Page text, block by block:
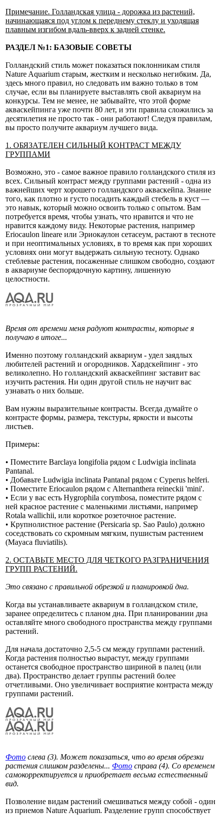
Примечание. Голландская улица - дорожка из растений,
начинающаяся под углом к переднему стеклу и уходящая
плавным изгибом вдаль-вверх к задней стенке.
РАЗДЕЛ №1: БАЗОВЫЕ СОВЕТЫ
Голландский стиль может показаться поклонникам стиля
Nature Aquarium старым, жестким и несколько негибким. Да,
здесь много правил, но следовать им важно только в том
случае, если вы планируете выставлять свой аквариум на
конкурсы. Тем не менее, не забывайте, что этой форме
акваскейпинга уже почти 80 лет, и эти правила сложились за
десятилетия не просто так - они работают! Следуя правилам,
вы просто получите аквариум лучшего вида.
1. ОБЯЗАТЕЛЕН СИЛЬНЫЙ КОНТРАСТ МЕЖДУ
ГРУППАМИ
Возможно, это - самое важное правило голландского стиля из
всех. Сильный контраст между группами растений - одна из
важнейших черт хорошего голландского акваскейпа. Знание
того, как плотно и густо посадить каждый стебель в куст —
это навык, который можно освоить только с опытом. Вам
потребуется время, чтобы узнать, что нравится и что не
нравится каждому виду. Некоторые растения, например
Eriocaulon lineare или Эриокаулон сетасеум, растают в тесноте
и при неоптимальных условиях, в то время как при хороших
условиях они могут выдержать сильную тесноту. Однако
стеблевые растения, посаженные слишком свободно, создают
в аквариуме беспорядочную картину, лишенную
целостности.
Время от времени меня радуют контрасты, которые я
получаю в итоге...
Именно поэтому голландский аквариум - удел заядлых
любителей растений и огородников. Хардскейпинг - это
великолепно. Но голландский акваскейпинг заставит вас
изучить растения. Ни один другой стиль не научит вас
узнавать о них больше.
Вам нужны выразительные контрасты. Всегда думайте о
контрасте формы, размера, текстуры, яркости и высоты
листьев.
Примеры:
• Поместите Barclaya longifolia рядом с Ludwigia inclinata
Pantanal.
• Добавьте Ludwigia inclinata Pantanal рядом с Cyperus helferi.
• Поместите Eriocaulon рядом с Alternanthera reineckii 'mini'.
• Если у вас есть Hygrophila corymbosa, поместите рядом с
ней красное растение с маленькими листьями, например
Rotala wallichii, или короткое розеточное растение.
• Крупнолистное растение (Persicaria sp. Sao Paulo) должно
соседствовать со скромным мягким, пушистым растением
(Mayaca fluviatilis).
2. ОСТАВЬТЕ МЕСТО ДЛЯ ЧЕТКОГО РАЗГРАНИЧЕНИЯ
ГРУПП РАСТЕНИЙ.
Это связано с правильной обрезкой и планировкой дна.
Когда вы устанавливаете аквариум в голландском стиле,
заранее определитесь с планом дна. При планировании дна
оставляйте много свободного пространства между группами
растений.
Для начала достаточно 2,5-5 см между группами растений.
Когда растения полностью вырастут, между группами
останется свободное пространство шириной в палец (или
два). Пространство делает группы растений более
отчетливыми. Оно увеличивает восприятие контраста между
группами растений.
Фото слева (3). Может показаться, что во время обрезки
растения слишком разделены... Фото справа (4). Со временем
самокорректируется и приобретает весьма естественный
вид.
Позволение видам растений смешиваться между собой - один
из приемов Nature Aquarium. Разделение групп способствует